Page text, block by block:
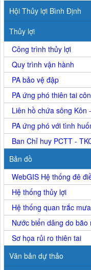
Hội Thủy lợi Bình Định
Thủy lợi
Công trình thủy lợi
Quy trình vận hành
PA bảo vệ đập
PA ứng phó thiên tai
Liên hồ chứa sông Kôn
PA ứng phó với tình
Ban Chỉ huy PCTT -
Bản đồ
WebGIS Hệ thống đê
Hệ thống thủy lợi
Hệ thống quan trắc
Nước biển dâng do bão
Sơ họa rủi ro thiên tai
Văn bản dự thảo